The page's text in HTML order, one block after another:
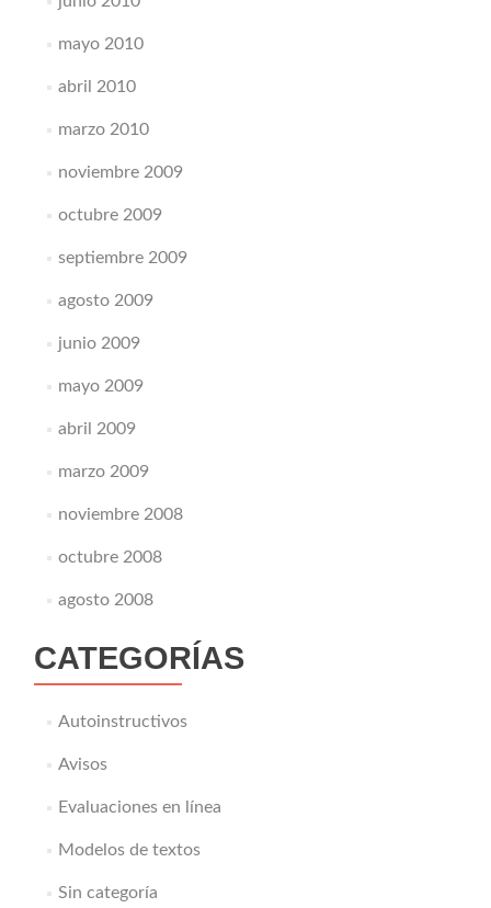
mayo 2010
abril 2010
marzo 2010
noviembre 2009
octubre 2009
septiembre 2009
agosto 2009
junio 2009
mayo 2009
abril 2009
marzo 2009
noviembre 2008
octubre 2008
agosto 2008
CATEGORÍAS
Autoinstructivos
Avisos
Evaluaciones en línea
Modelos de textos
Sin categoría